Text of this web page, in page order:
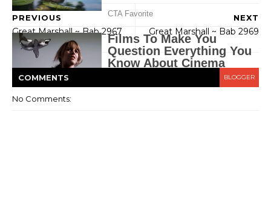
NEXT
Great Marshall ~ Bab 2969
PREVIOUS
Great Marshall ~ Bab 2967
COMMENTS BLOGGER
No Comments: